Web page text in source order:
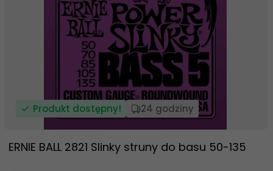
Produkt dostępny! 24 godziny
ERNIE BALL 2821 Slinky struny do basu 50-135